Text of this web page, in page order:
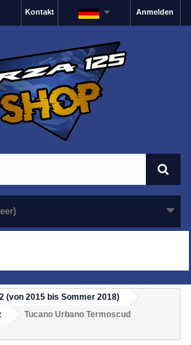
Anmelden
Kontakt
(von 2015 bis Sommer 2018)
Tucano Urbano Termoscud